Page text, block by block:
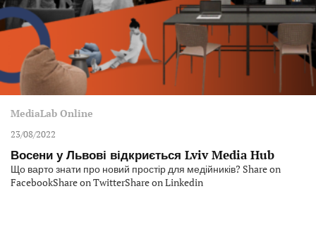
MediaLab Online
23/08/2022
Восени у Львові відкриється Lviv Media Hub
Що варто знати про новий простір для медійників? Share on
FacebookShare on TwitterShare on Linkedin